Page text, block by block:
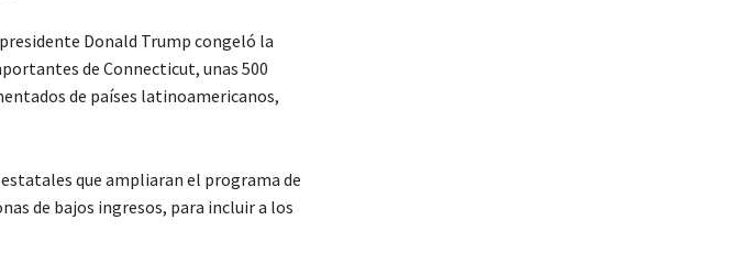
Donald Trump congeló la
de Connecticut, unas 500
de países latinoamericanos,
que ampliaran el programa de
de bajos ingresos, para incluir a los